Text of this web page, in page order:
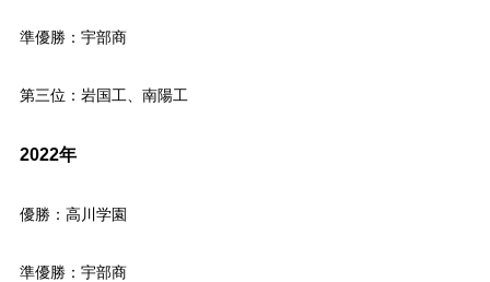
準優勝：宇部商
第三位：岩国工、南陽工
2022年
優勝：高川学園
準優勝：宇部商